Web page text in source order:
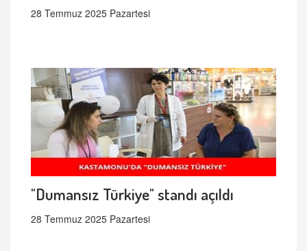
28 Temmuz 2025 Pazartesi
"Dumansız Türkiye" standı açıldı
28 Temmuz 2025 Pazartesi